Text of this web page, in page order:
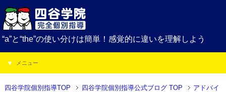
“a”と“the”の使い分けは簡単！感覚的に違いを理解しよう
メニュー
四谷学院個別指導TOP 四谷学院個別指導公式ブログ TOP
アドバイ